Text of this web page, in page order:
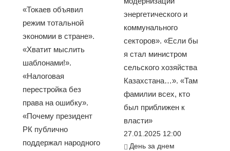
«Токаев объявил
режим тотальной
экономии в стране».
«Хватит мыслить
шаблонами!».
«Налоговая
перестройка без
права на ошибку».
«Почему президент
РК публично
поддержал народного
энергетического и
коммунального
секторов». «Если бы
я стал министром
сельского хозяйства
Казахстана…». «Там
фамилии всех, кто
был приближен к
власти»
27.01.2025 12:00
День за днем